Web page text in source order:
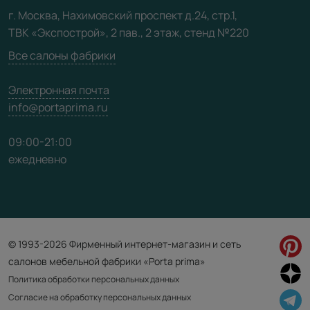
Карта сайта
г. Москва, Нахимовский проспект д.24, стр.1,
ТВК «Экспострой», 2 пав., 2 этаж, стенд №220
Все салоны фабрики
Электронная почта
info@portaprima.ru
09:00-21:00
ежедневно
© 1993-2026 Фирменный интернет-магазин и сеть
салонов мебельной фабрики «Porta prima»
Политика обработки персональных данных
Согласие на обработку персональных данных